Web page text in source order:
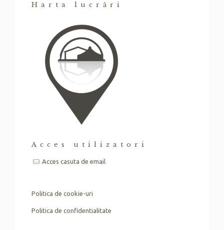
Harta lucrări
Acces utilizatori
Acces casuta de email
Politica de cookie-uri
Politica de confidentialitate